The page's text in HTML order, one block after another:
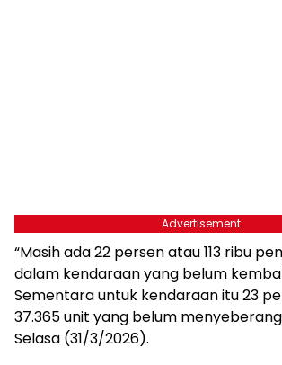
Advertisement
“Masih ada 22 persen atau 113 ribu
dalam kendaraan yang belum
Sementara untuk kendaraan itu 23
37.365 unit yang belum
Selasa (31/3/2026).